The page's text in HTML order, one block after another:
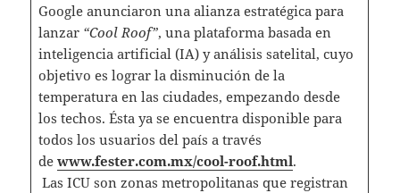
Google anunciaron una alianza estratégica para
lanzar “Cool Roof”, una plataforma basada en
inteligencia artificial (IA) y análisis satelital, cuyo
objetivo es lograr la disminución de la
temperatura en las ciudades, empezando desde
los techos. Ésta ya se encuentra disponible para
todos los usuarios del país a través
de www.fester.com.mx/cool-roof.html.
Las ICU son zonas metropolitanas que registran